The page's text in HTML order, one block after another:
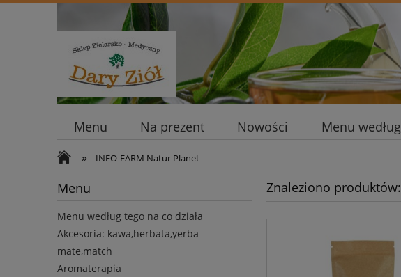
Menu Na prezent Nowości Menu
» INFO-FARM Natur Planet
Menu
Menu według tego na co działa
Akcesoria: kawa,herbata,yerba
mate,match
Aromaterapia
Znaleziono